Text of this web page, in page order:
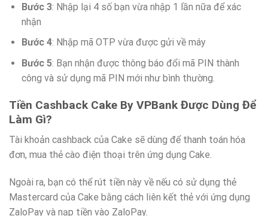
Bước 3: Nhập lại 4 số bạn vừa nhập 1 lần nữa để xác
nhận
Bước 4: Nhập mã OTP vừa được gửi về máy
Bước 5: Bạn nhận được thông báo đổi mã PIN thành
công và sử dụng mã PIN mới như bình thường.
Tiền Cashback Cake By VPBank Được Dùng Để
Làm Gì?
Tài khoản cashback của Cake sẽ dùng để thanh toán hóa
đơn, mua thẻ cào điện thoại trên ứng dụng Cake.
Ngoài ra, bạn có thể rút tiền này về nếu có sử dụng thẻ
Mastercard của Cake bằng cách liên kết thẻ với ứng dụng
ZaloPay và nạp tiền vào ZaloPay.